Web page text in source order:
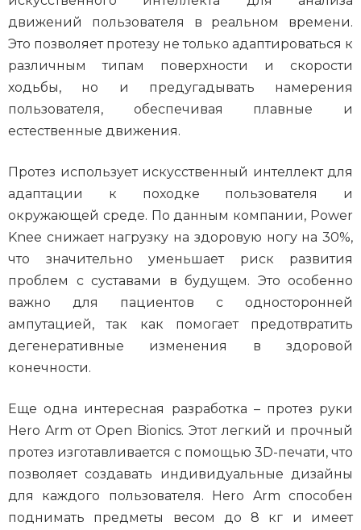
движений пользователя в реальном времени.
Это позволяет протезу не только адаптироваться к
различным типам поверхности и скорости
ходьбы, но и предугадывать намерения
пользователя, обеспечивая плавные и
естественные движения.
Протез использует искусственный интеллект для
адаптации к походке пользователя и
окружающей среде. По данным компании, Power
Knee снижает нагрузку на здоровую ногу на 30%,
что значительно уменьшает риск развития
проблем с суставами в будущем. Это особенно
важно для пациентов с односторонней
ампутацией, так как помогает предотвратить
дегенеративные изменения в здоровой
конечности.
Еще одна интересная разработка – протез руки
Hero Arm от Open Bionics. Этот легкий и прочный
протез изготавливается с помощью 3D-печати, что
позволяет создавать индивидуальные дизайны
для каждого пользователя. Hero Arm способен
поднимать предметы весом до 8 кг и имеет